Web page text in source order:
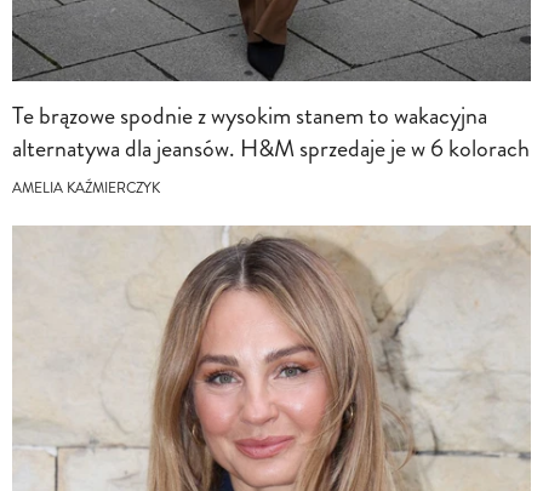
Te brązowe spodnie z wysokim stanem to wakacyjna
alternatywa dla jeansów. H&M sprzedaje je w 6 kolorach
AMELIA KAŹMIERCZYK